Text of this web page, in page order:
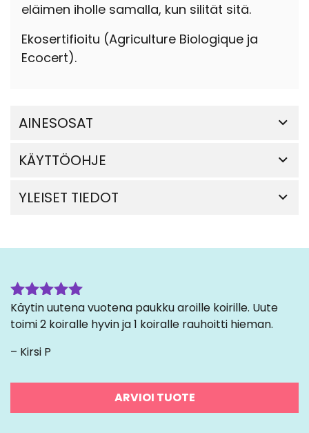
eläimen iholle samalla, kun silität sitä.
Ekosertifioitu (Agriculture Biologique ja
Ecocert).
AINESOSAT
KÄYTTÖOHJE
YLEISET TIEDOT
Arvostelu
tuotteesta:
Käytin uutena vuotena paukku aroille koirille. Uute
toimi 2 koiralle hyvin ja 1 koiralle rauhoitti hieman.
– Kirsi P
ARVIOI TUOTE